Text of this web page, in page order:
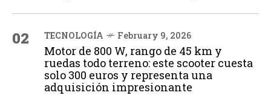
02 TECNOLOGÍA February 9, 2026
Motor de 800 W, rango de 45 km y
ruedas todo terreno: este scooter cuesta
solo 300 euros y representa una
adquisición impresionante